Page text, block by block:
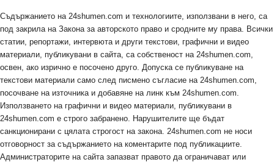
Съдържанието на 24shumen.com и технологиите, използвани в него, са
под закрила на Закона за авторското право и сродните му права. Всички
статии, репортажи, интервюта и други текстови, графични и видео
материали, публикувани в сайта, са собственост на 24shumen.com,
освен, ако изрично е посочено друго. Допуска се публикуване на
текстови материали само след писмено съгласие на 24shumen.com,
посочване на източника и добавяне на линк към 24shumen.com.
Използването на графични и видео материали, публикувани в
24shumen.com е строго забранено. Нарушителите ще бъдат
санкционирани с цялата строгост на закона. 24shumen.com не носи
отговорност за съдържанието на коментарите под публикациите.
Администраторите на сайта запазват правото да ограничават или